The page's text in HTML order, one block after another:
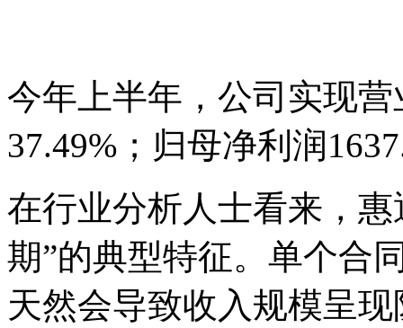
今年上半年，公司实现
37.49%；归母净利润
在行业分析人士看来，
期”的典型特征。单个合
天然会导致收入规模呈